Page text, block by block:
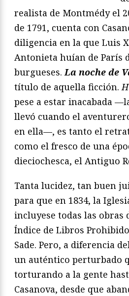
realista de Montmédy el
de 1791, cuenta con
diligencia en la que Luis
Antonieta huían de París
burgueses.La noche de
título de aquella ficción.
pese a estar inacabada
llevó cuando el
en ella—, es tanto el
como el fresco de una
dieciochesca, el Antiguo
Tanta lucidez, tan buen
para que en 1834, la
incluyese todas las obras
Índice de Libros
Sade. Pero, a diferencia
un auténtico perturbado
torturando a la gente
Casanova, desde que